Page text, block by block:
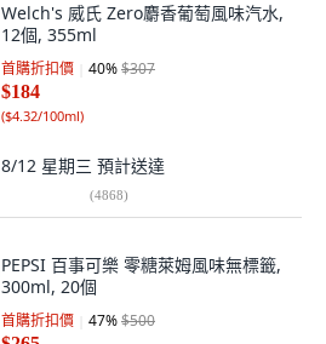
Welch's 威氏 Zero麝香葡萄風味汽水,
12個, 355ml
首購折扣價 40%$307
$184
($4.32/100ml)
8/12 星期三 預計送達
(4868)
PEPSI 百事可樂 零糖萊姆風味無標籤,
300ml, 20個
首購折扣價 47%$500